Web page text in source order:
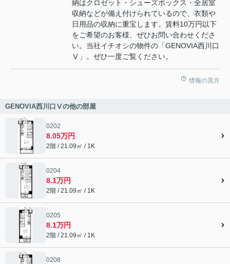
納はクロゼット・シューズボックス・全居室
収納などが備え付けられているので、衣類や
日用品の収納に重宝します。賃料10万円以下
をご希望のお客様、ぜひお問い合わせくださ
い。当社イチオシの物件の「GENOVIA西川口
Ⅴ」。ぜひ一度ご覧ください。
情報の見方
GENOVIA西川口Ⅴの他の部屋
0202
8.05万円
2階 / 21.09㎡ / 1K
0204
8.1万円
2階 / 21.09㎡ / 1K
0205
8.1万円
2階 / 21.09㎡ / 1K
0208